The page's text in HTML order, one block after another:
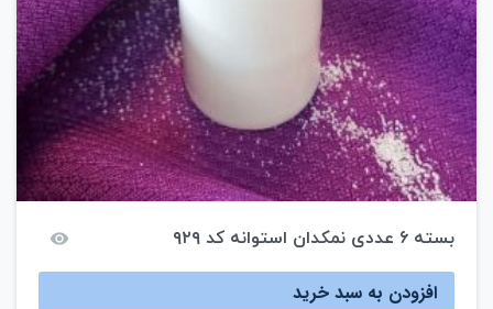
بسته ۶ عددی نمکدان استوانه کد ۹۲۹
افزودن به سبد خرید